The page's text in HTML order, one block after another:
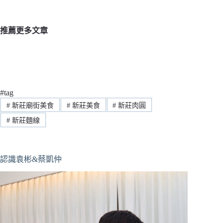
推薦更多文章
#tag
#新莊廟街美食 #新莊美食 # 新莊肉圓
#新莊麵線
認識袁彬&蔡凱仲